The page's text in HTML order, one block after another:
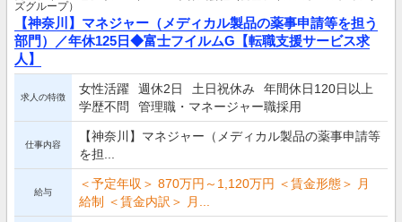
ズグループ）
【神奈川】マネジャー（メディカル製品の薬事申請等を担う
部門）／年休125日◆富士フイルムG【転職支援サービス求
人】
求人の特徴
女性活躍 週休2日 土日祝休み
年間休日120日以上
学歴不問
管理職・マネージャー職採用
仕事内容
【神奈川】マネジャー（メディカル製品の薬事申請等
を担...
給与
＜予定年収＞ 870万円～1,120万円 ＜賃金形態＞ 月
給制 ＜賃金内訳＞ 月...